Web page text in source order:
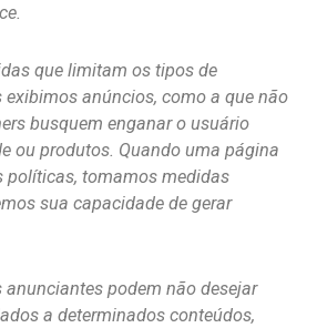
que limitam os tipos de
anúncios, como a que não
busquem enganar o usuário
ou produtos. Quando uma página
políticas, tomamos medidas
sua capacidade de gerar
anunciantes podem não desejar
a determinados conteúdos,